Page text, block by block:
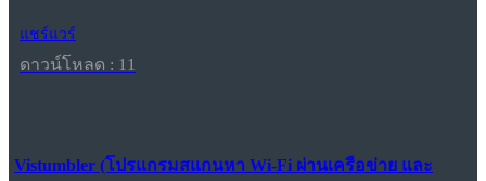
แชร์แวร์
ดาวน์โหลด : 11
Vistumbler (โปรแกรมสแกนหา Wi-Fi ผ่านเครือข่าย และ